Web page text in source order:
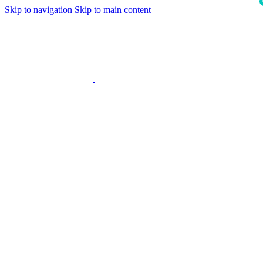
Skip to navigation Skip to main content